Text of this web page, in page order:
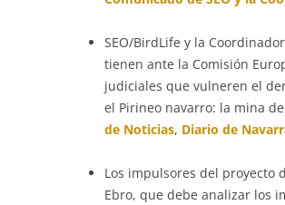
SEO/BirdLife y la
tienen ante la Comisión
judiciales que vulneren el
el Pirineo navarro: la mina de
de Noticias, Diario de
Los impulsores del proyecto
Ebro, que debe analizar los